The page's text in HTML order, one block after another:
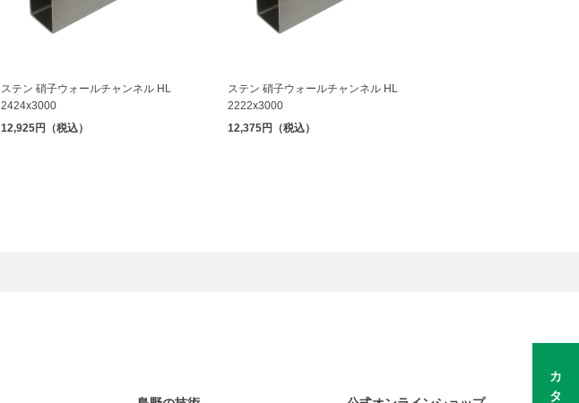
ステン 硝子ウォールチャンネル HL
2424x3000
12,925円（税込）
ステン 硝子ウォールチャンネル HL
2222x3000
12,375円（税込）